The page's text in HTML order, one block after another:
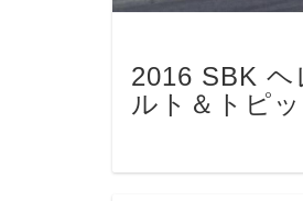
2016 SBK
ルト＆トピッ